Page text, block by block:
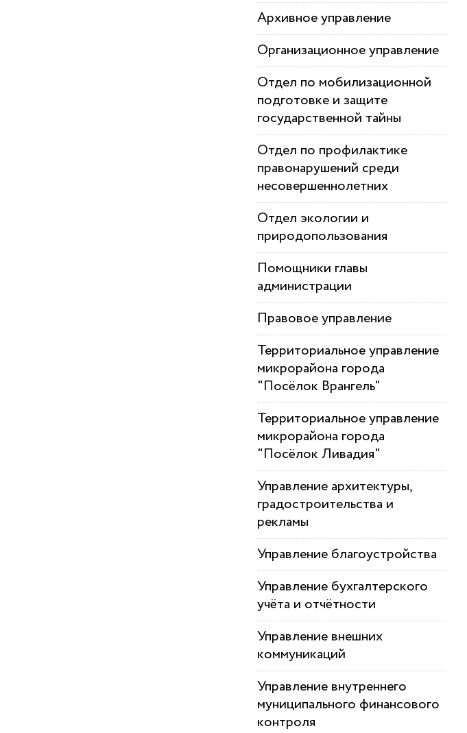
Архивное управление
Организационное управление
Отдел по мобилизационной
подготовке и защите
государственной тайны
Отдел по профилактике
правонарушений среди
несовершеннолетних
Отдел экологии и
природопользования
Помощники главы
администрации
Правовое управление
Территориальное управление
микрорайона города
"Посёлок Врангель"
Территориальное управление
микрорайона города
"Посёлок Ливадия"
Управление архитектуры,
градостроительства и
рекламы
Управление благоустройства
Управление бухгалтерского
учёта и отчётности
Управление внешних
коммуникаций
Управление внутреннего
муниципального финансового
контроля